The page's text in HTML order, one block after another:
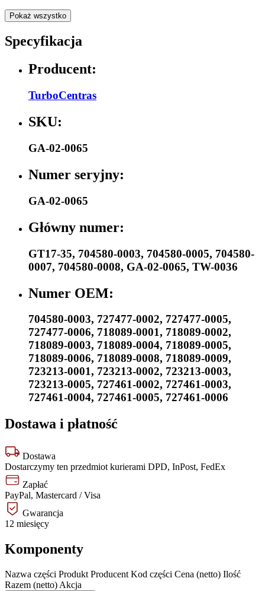
Pokaż wszystko
Specyfikacja
Producent:
TurboCentras
SKU:
GA-02-0065
Numer seryjny:
GA-02-0065
Główny numer:
GT17-35, 704580-0003, 704580-0005, 704580-
0007, 704580-0008, GA-02-0065, TW-0036
Numer OEM:
704580-0003, 727477-0002, 727477-0005,
727477-0006, 718089-0001, 718089-0002,
718089-0003, 718089-0004, 718089-0005,
718089-0006, 718089-0008, 718089-0009,
723213-0001, 723213-0002, 723213-0003,
723213-0005, 727461-0002, 727461-0003,
727461-0004, 727461-0005, 727461-0006
Dostawa i płatność
Dostawa
Dostarczymy ten przedmiot kurierami DPD, InPost, FedEx
Zapłać
PayPal, Mastercard / Visa
Gwarancja
12 miesięcy
Komponenty
Nazwa części Produkt Producent Kod części Cena (netto) Ilość
Razem (netto) Akcja